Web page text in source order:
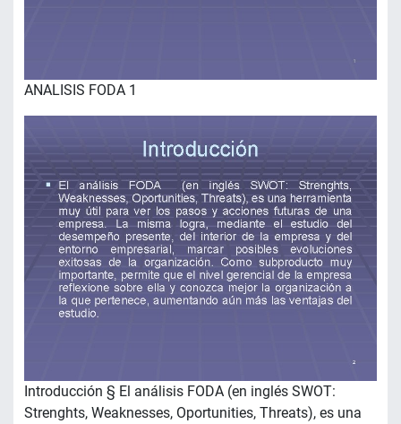
ANALISIS FODA 1
Introducción § El análisis FODA (en inglés SWOT:
Strenghts, Weaknesses, Oportunities, Threats), es una